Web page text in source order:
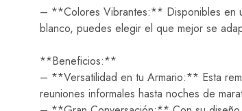
– **Colores Vibrantes:** Disponibles en
blanco, puedes elegir el que mejor se
**Beneficios:**
– **Versatilidad en tu Armario:** Esta
reuniones informales hasta noches de